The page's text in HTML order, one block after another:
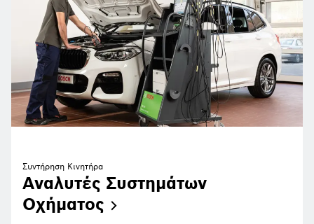
Συντήρηση Κινητήρα
Αναλυτές Συστημάτων
Οχήματος